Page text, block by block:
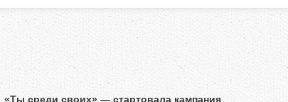
«Ты среди своих» — стартовала кампания